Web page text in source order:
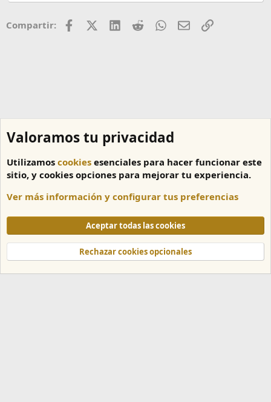
Compartir: FacebookX (Twitter)
LinkedIn
RedditWhatsApp
CorreoEnlace
Cookies
Español
Términos y reglas
Política de privacidad
Ayuda
Inicio
R
Valoramos tu privacidad
Utilizamos cookies esenciales para hacer funcionar este
sitio, y cookies opciones para mejorar tu experiencia.
Ver más información y configurar tus preferencias
Aceptar todas las cookies
Rechazar cookies opcionales